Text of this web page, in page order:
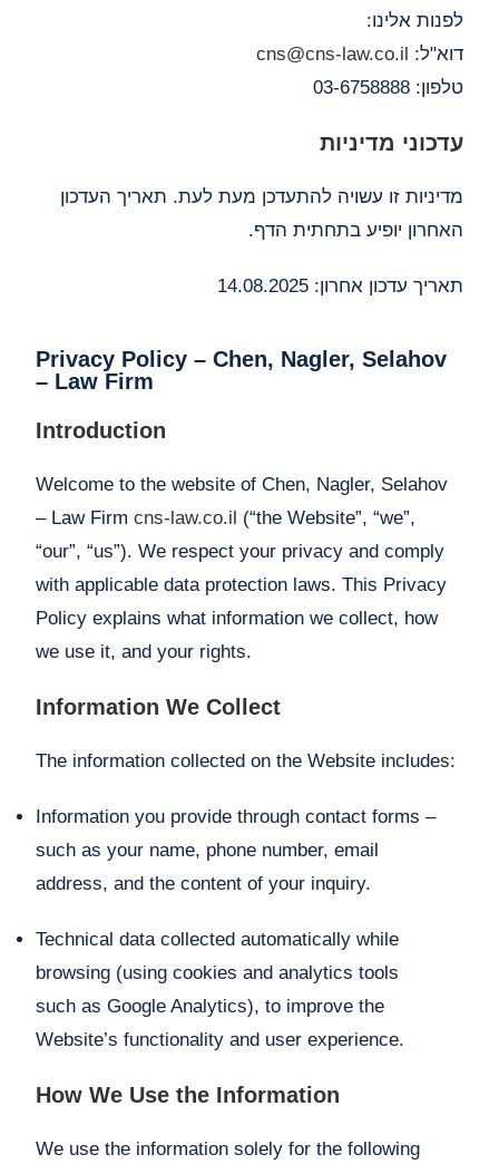
לפנות אלינו:
דוא"ל: cns@cns-law.co.il
טלפון: 03-6758888
עדכוני מדיניות
מדיניות זו עשויה להתעדכן מעת לעת. תאריך העדכון
האחרון יופיע בתחתית הדף.
תאריך עדכון אחרון: 14.08.2025
Privacy Policy – Chen, Nagler, Selahov
– Law Firm
Introduction
Welcome to the website of Chen, Nagler, Selahov
– Law Firmcns-law.co.il (“the Website”, “we”,
“our”, “us”). We respect your privacy and comply
with applicable data protection laws. This Privacy
Policy explains what information we collect, how
we use it, and your rights.
Information We Collect
The information collected on the Website includes:
Information you provide through contact forms –
such as your name, phone number, email
address, and the content of your inquiry.
Technical data collected automatically while
browsing (using cookies and analytics tools
such as Google Analytics), to improve the
Website’s functionality and user experience.
How We Use the Information
We use the information solely for the following